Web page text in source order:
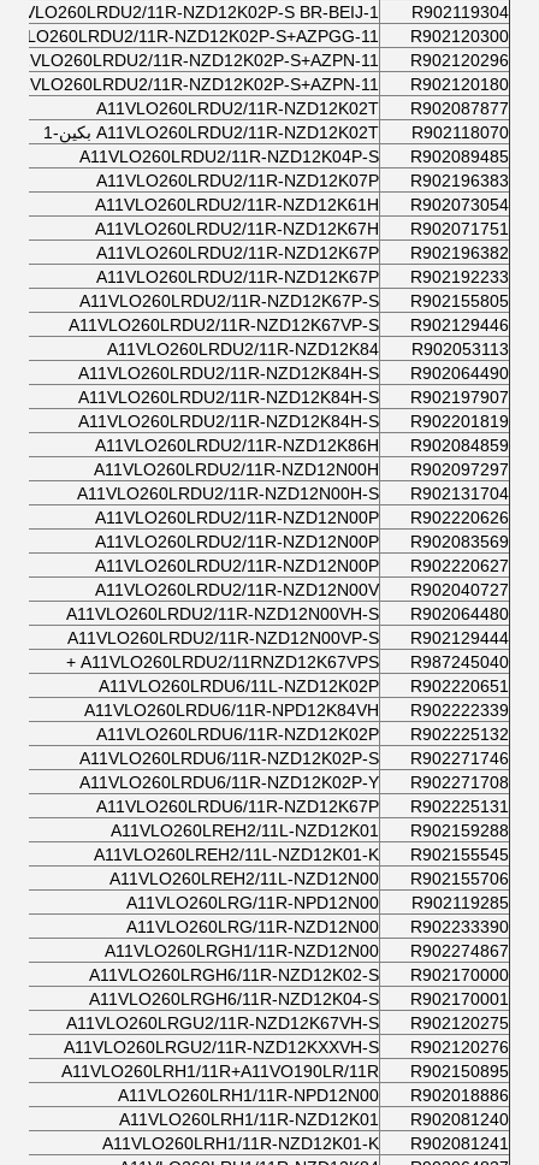
R902119304
11R-NZD12K02P-S BR-BEIJ-1
R902120300
11R-NZD12K02P-S+AZPGG-11
R902120296
A11VLO260LRDU2/11R-NZD12K02P-S+AZPN-11
R902120180
A11VLO260LRDU2/11R-NZD12K02P-S+AZPN-11
R902087877
A11VLO260LRDU2/11R-NZD12K02T
R902118070
A11VLO260LRDU2/11R-NZD12K02T بكين-1
R902089485
A11VLO260LRDU2/11R-NZD12K04P-S
R902196383
A11VLO260LRDU2/11R-NZD12K07P
R902073054
A11VLO260LRDU2/11R-NZD12K61H
R902071751
A11VLO260LRDU2/11R-NZD12K67H
R902196382
A11VLO260LRDU2/11R-NZD12K67P
R902192233
A11VLO260LRDU2/11R-NZD12K67P
R902155805
A11VLO260LRDU2/11R-NZD12K67P-S
R902129446
A11VLO260LRDU2/11R-NZD12K67VP-S
R902053113
A11VLO260LRDU2/11R-NZD12K84
R902064490
A11VLO260LRDU2/11R-NZD12K84H-S
R902197907
A11VLO260LRDU2/11R-NZD12K84H-S
R902201819
A11VLO260LRDU2/11R-NZD12K84H-S
R902084859
A11VLO260LRDU2/11R-NZD12K86H
R902097297
A11VLO260LRDU2/11R-NZD12N00H
R902131704
A11VLO260LRDU2/11R-NZD12N00H-S
R902220626
A11VLO260LRDU2/11R-NZD12N00P
R902083569
A11VLO260LRDU2/11R-NZD12N00P
R902220627
A11VLO260LRDU2/11R-NZD12N00P
R902040727
A11VLO260LRDU2/11R-NZD12N00V
R902064480
A11VLO260LRDU2/11R-NZD12N00VH-S
R902129444
A11VLO260LRDU2/11R-NZD12N00VP-S
R987245040
A11VLO260LRDU2/11RNZD12K67VPS +
R902220651
A11VLO260LRDU6/11L-NZD12K02P
R902222339
A11VLO260LRDU6/11R-NPD12K84VH
R902225132
A11VLO260LRDU6/11R-NZD12K02P
R902271746
A11VLO260LRDU6/11R-NZD12K02P-S
R902271708
A11VLO260LRDU6/11R-NZD12K02P-Y
R902225131
A11VLO260LRDU6/11R-NZD12K67P
R902159288
A11VLO260LREH2/11L-NZD12K01
R902155545
A11VLO260LREH2/11L-NZD12K01-K
R902155706
A11VLO260LREH2/11L-NZD12N00
R902119285
A11VLO260LRG/11R-NPD12N00
R902233390
A11VLO260LRG/11R-NZD12N00
R902274867
A11VLO260LRGH1/11R-NZD12N00
R902170000
A11VLO260LRGH6/11R-NZD12K02-S
R902170001
A11VLO260LRGH6/11R-NZD12K04-S
R902120275
A11VLO260LRGU2/11R-NZD12K67VH-S
R902120276
A11VLO260LRGU2/11R-NZD12KXXVH-S
R902150895
A11VLO260LRH1/11R+A11VO190LR/11R
R902018886
A11VLO260LRH1/11R-NPD12N00
R902081240
A11VLO260LRH1/11R-NZD12K01
R902081241
A11VLO260LRH1/11R-NZD12K01-K